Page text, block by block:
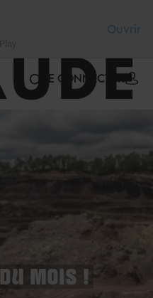
Ouvrir
SE CONNECTER
MOIS !